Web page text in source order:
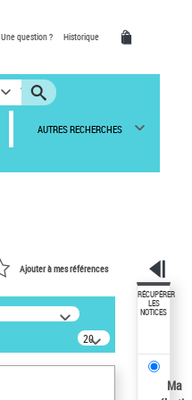
Une question ? Historique
AUTRES RECHERCHES
Ajouter à mes références
20
résultats/page
RÉCUPÉRER
LES
NOTICES
Ma